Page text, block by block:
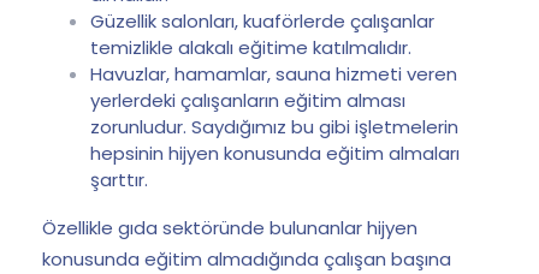
Güzellik salonları, kuaförlerde çalışanlar
temizlikle alakalı eğitime katılmalıdır.
Havuzlar, hamamlar, sauna hizmeti veren
yerlerdeki çalışanların eğitim alması
zorunludur. Saydığımız bu gibi işletmelerin
hepsinin hijyen konusunda eğitim almaları
şarttır.
Özellikle gıda sektöründe bulunanlar hijyen
konusunda eğitim almadığında çalışan başına